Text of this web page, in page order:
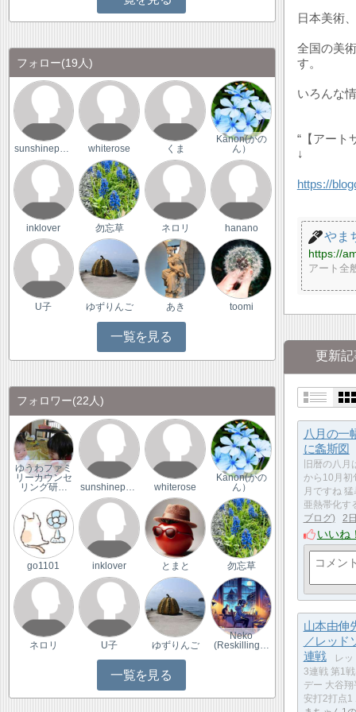
日本美術
全国の美
す。
いろんな
“【アート
↓
https://
やま
https://
アート全
更新記
八月の一
に螽斯図
旧暦の八月
から10月
月ですね
亜熱帯化す
ブログ
2
いいね
山本由伸
／レッド
連戦
レ
3連戦 第1
デー 大谷
安打2打点
フォロー(19人)
sunshinepanda whiterose くま
Kanon(かの
ん）
inklover 勿忘草 ネロリ hanano
U子 ゆずりんご あき toomi
一覧を見る
フォロワー(22人)
ゆうわファミ
リーカウンセ
リング研…
sunshinepanda whiterose
Kanon(かの
ん）
go1101 inklover とまと 勿忘草
ネロリ U子 ゆずりんご
Neko
(Reskilling…
一覧を見る